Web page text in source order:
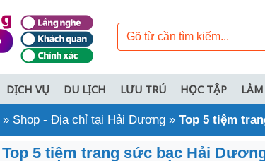
DỊCH VỤ DU LỊCH LƯU TRÚ HỌC TẬP
» Shop - Địa chỉ tại Hải Dương » Top 5 tiệm
Top 5 tiệm trang sức bạc Hải